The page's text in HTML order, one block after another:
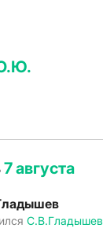
7 августа
С.В.Гладышев